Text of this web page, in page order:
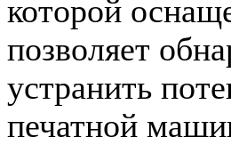
которой
позволяет
устранить
печатной